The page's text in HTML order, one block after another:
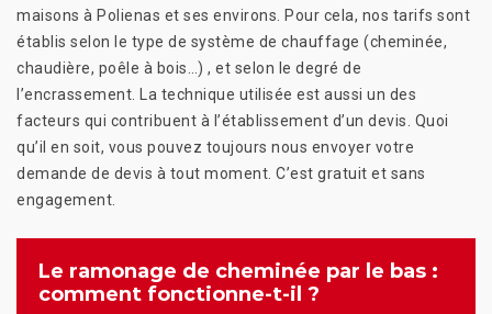
maisons à Polienas et ses environs. Pour cela, nos tarifs sont
établis selon le type de système de chauffage (cheminée,
chaudière, poêle à bois…) , et selon le degré de
l’encrassement. La technique utilisée est aussi un des
facteurs qui contribuent à l’établissement d’un devis. Quoi
qu’il en soit, vous pouvez toujours nous envoyer votre
demande de devis à tout moment. C’est gratuit et sans
engagement.
Le ramonage de cheminée par le bas :
comment fonctionne-t-il ?